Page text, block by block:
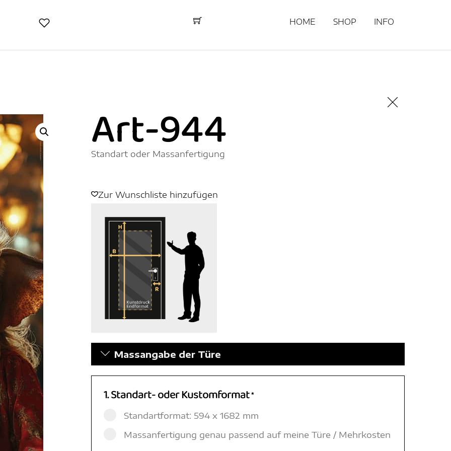
HOME SHOP INFO
Art-944
Standart oder Massanfertigung
Zur Wunschliste hinzufügen
Massangabe der Türe
1. Standart- oder Kustomformat*
Standartformat: 594 x 1682 mm
Massanfertigung genau passend auf meine Türe / Mehrkosten